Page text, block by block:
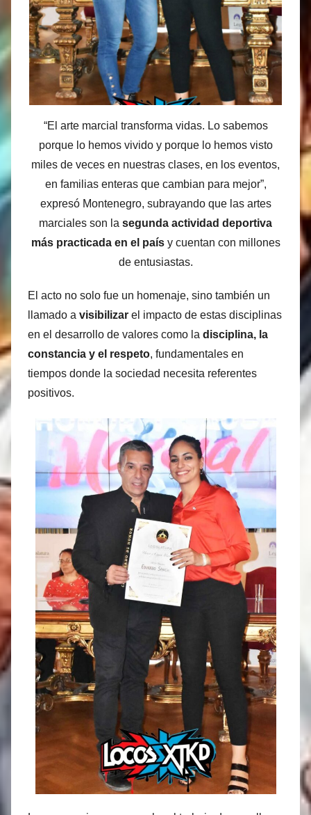
“El arte marcial transforma vidas. Lo sabemos
porque lo hemos vivido y porque lo hemos visto
miles de veces en nuestras clases, en los eventos,
en familias enteras que cambian para mejor”,
expresó Montenegro, subrayando que las artes
marciales son la segunda actividad deportiva
más practicada en el paísy cuentan con millones
de entusiastas.
El acto no solo fue un homenaje, sino también un
llamado a visibilizar el impacto de estas disciplinas
en el desarrollo de valores como la disciplina, la
constancia y el respeto, fundamentales en
tiempos donde la sociedad necesita referentes
positivos.